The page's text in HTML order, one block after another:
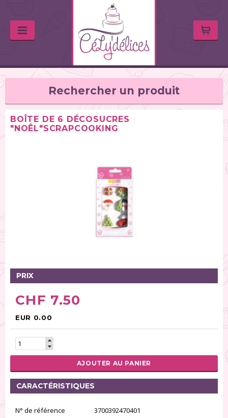
Rechercher un produit
Colorants alimentaires (67)
Feutres alimentaires (11)
Peintures alimentaires (38)
Chocolats / Candy Melts (36)
Gâteaux (11)
Spray (26)
Préparation et aide pour pâtisserie (125)
Modelage/Pastillage (32)
Pâte pour créer de la dentelle (6)
Fondants (13)
RÉINITIALISER LA RECHERCHE
BOÎTE DE 6 DÉCOSUCRES
"NOÊL"SCRAPCOOKING
PRIX
CHF 7.50
EUR 0.00
AJOUTER AU PANIER
CARACTÉRISTIQUES
N° de référence
3700392470401